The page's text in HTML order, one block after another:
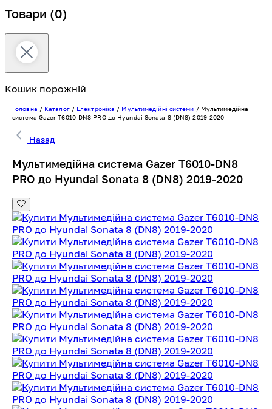
Товари (0)
Кошик порожній
Головна / Каталог/ Електроніка / Мультимедійні системи / Мультимедійна
система Gazer T6010-DN8 PRO до Hyundai Sonata 8 (DN8) 2019-2020
Назад
Мультимедійна система Gazer T6010-DN8
PRO до Hyundai Sonata 8 (DN8) 2019-2020